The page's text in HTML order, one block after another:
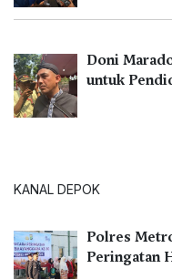
Doni
untuk
KANAL DEPOK
Polres
Peringatan